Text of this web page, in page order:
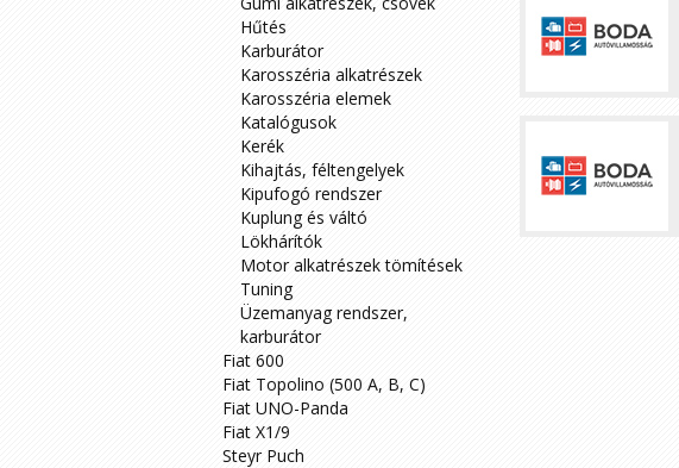
Hűtés
Karburátor
Karosszéria alkatrészek
Karosszéria elemek
Katalógusok
Kerék
Kihajtás, féltengelyek
Kipufogó rendszer
Kuplung és váltó
Lökhárítók
Motor alkatrészek tömítések
Tuning
Üzemanyag rendszer,
karburátor
Fiat 600
Fiat Topolino (500 A, B, C)
Fiat UNO-Panda
Fiat X1/9
Steyr Puch